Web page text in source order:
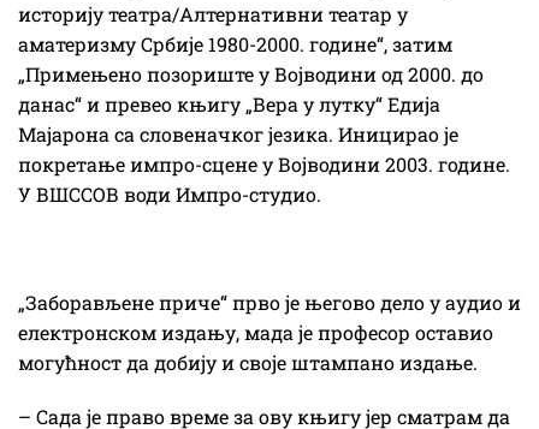
историју театра/Алтернативни театар у
аматеризму Србије 1980-2000. године“, затим
„Примењено позориште у Војводини од 2000. до
данас“ и превео књигу „Вера у лутку“ Едија
Мајарона са словеначког језика. Иницирао је
покретање импро-сцене у Војводини 2003. године.
У ВШССОВ води Импро-студио.
„Заборављене приче“ прво је његово дело у аудио и
електронском издању, мада је професор оставио
могућност да добију и своје штампано издање.
– Сада је право време за ову књигу јер сматрам да